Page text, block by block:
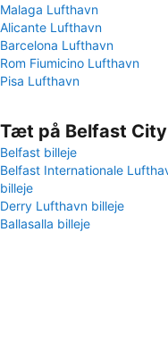
Malaga Lufthavn
Alicante Lufthavn
Barcelona Lufthavn
Rom Fiumicino Lufthavn
Pisa Lufthavn
Tæt på Belfast
Belfast billeje
Belfast Internationale
billeje
Derry Lufthavn billeje
Ballasalla billeje